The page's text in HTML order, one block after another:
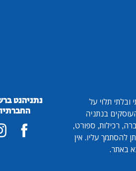
תלוי על
בנתניה
רכילות, ספורט,
להסתמך עליו. אין
באתר.
נתניהנט